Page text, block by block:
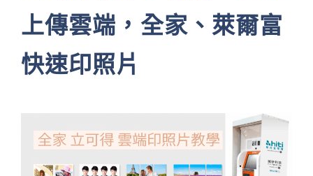
上傳雲端，全家、萊爾富
快速印照片